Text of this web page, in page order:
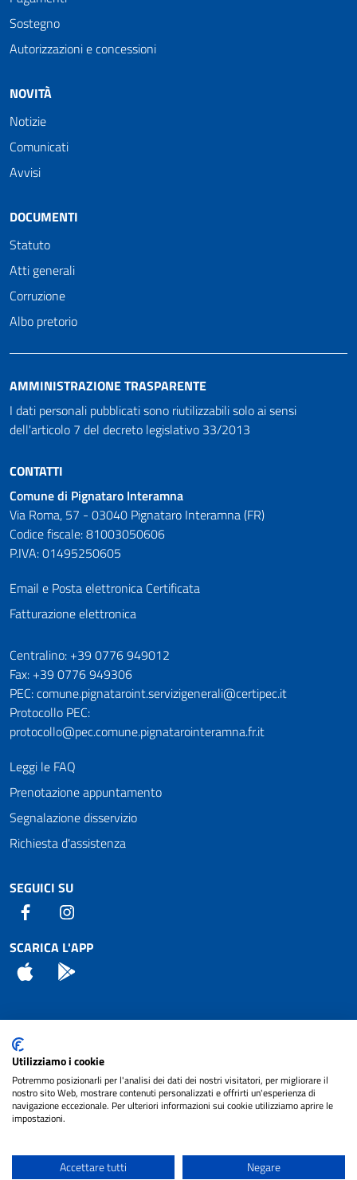
Sostegno
Autorizzazioni e concessioni
NOVITÀ
Notizie
Comunicati
Avvisi
DOCUMENTI
Statuto
Atti generali
Corruzione
Albo pretorio
AMMINISTRAZIONE TRASPARENTE
I dati personali pubblicati sono riutilizzabili solo ai sensi
dell'articolo 7 del decreto legislativo 33/2013
CONTATTI
Comune di Pignataro Interamna
Via Roma, 57 - 03040 Pignataro Interamna (FR)
Codice fiscale: 81003050606
P.IVA: 01495250605
Email e Posta elettronica Certificata
Fatturazione elettronica
Numeri utili
Centralino: +39 0776 949012
Fax: +39 0776 949306
PEC: comune.pignataroint.servizigenerali@certipec.it
Protocollo PEC:
protocollo@pec.comune.pignatarointeramna.fr.it
Leggi le FAQ
Prenotazione appuntamento
Segnalazione disservizio
Richiesta d'assistenza
SEGUICI SU
Facebook
SCARICA L'APP
App Store
Attuazione Misure PNRR
Piano di miglioramento del sito
Note legali
cura diNET SMART
Utilizziamo i cookie
Potremmo posizionarli per l'analisi dei dati dei nostri visitatori, per migliorare il
nostro sito Web, mostrare contenuti personalizzati e offrirti un'esperienza di
navigazione eccezionale. Per ulteriori informazioni sui cookie utilizziamo aprire le
impostazioni.
Accettare tutti Negare